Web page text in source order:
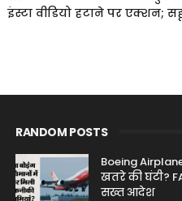
इंस्टा वीडियो हटाने पर एक्शन;
RANDOM POSTS
Boeing
खतरे की घंटी?
सख्त आदेश